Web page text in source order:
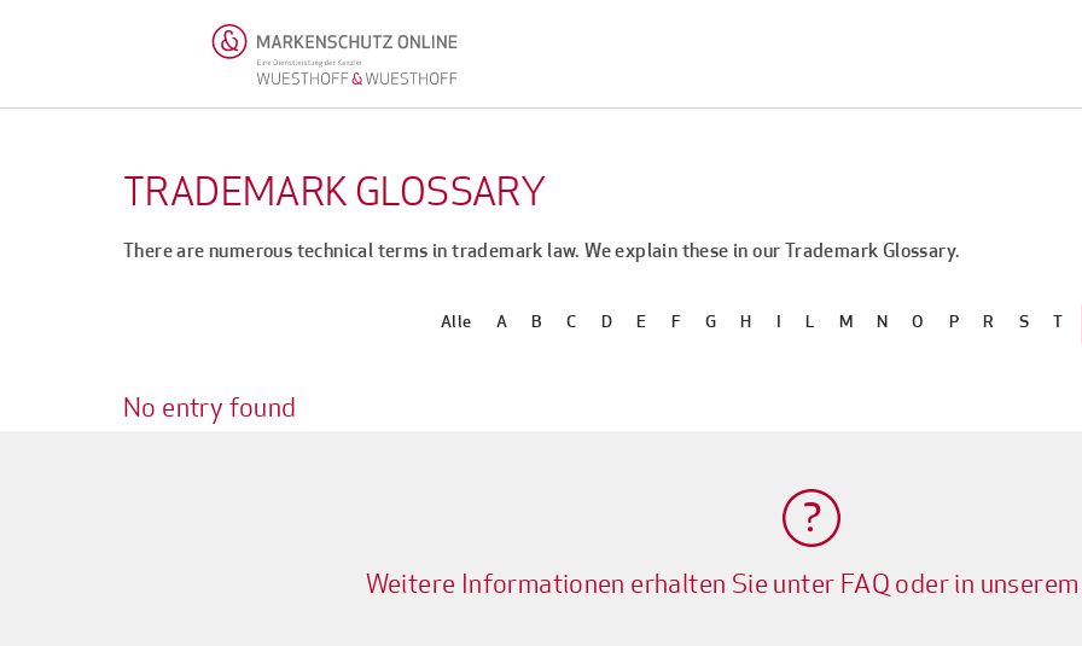
TRADEMARK GLOSSARY
There are numerous technical terms in trademark law. We explain these in our Trademark Glossary.
Alle A B C D E F G H I L M N O P R S T
No entry found
Weitere Informationen erhalten Sie unter FAQ oder in